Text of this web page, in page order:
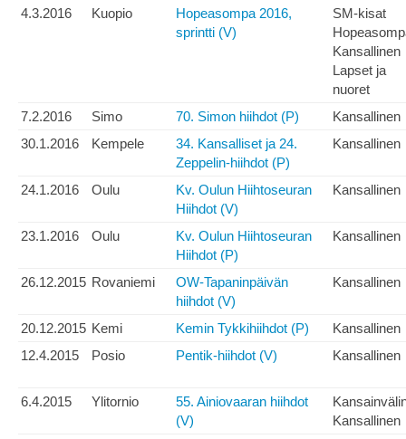
4.3.2016
Kuopio
Hopeasompa 2016,
sprintti (V)
SM-kisat
Kansallinen
Lapset ja
nuoret
7.2.2016
Simo 70. Simon hiihdot (P)
Kansallinen
30.1.2016
Kempele
34. Kansalliset ja 24.
Zeppelin-hiihdot (P)
Kansallinen
24.1.2016 Oulu
Kv. Oulun Hiihtoseuran
Hiihdot (V)
Kansallinen
23.1.2016 Oulu
Kv. Oulun Hiihtoseuran
Hiihdot (P)
Kansallinen
26.12.2015 Rovaniemi
OW-Tapaninpäivän
hiihdot (V)
Kansallinen
20.12.2015 Kemi Kemin Tykkihiihdot (P)
Kansallinen
12.4.2015
Posio Pentik-hiihdot (V) Kansallinen
6.4.2015 Ylitornio
55. Ainiovaaran hiihdot
(V)
Kansallinen